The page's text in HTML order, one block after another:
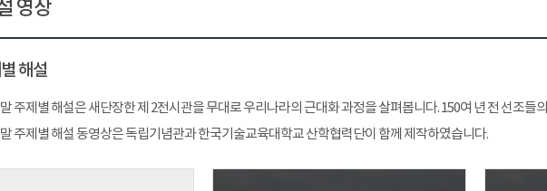
영상
해설
주제별 해설은 새단장한 제 2전시관을 무대로 우리나라의 근대화 과정을 살펴봅니다. 150여 년 전 선조들
주제별 해설 동영상은 독립기념관과 한국기술교육대학교 산학협력단이 함께 제작하였습니다.